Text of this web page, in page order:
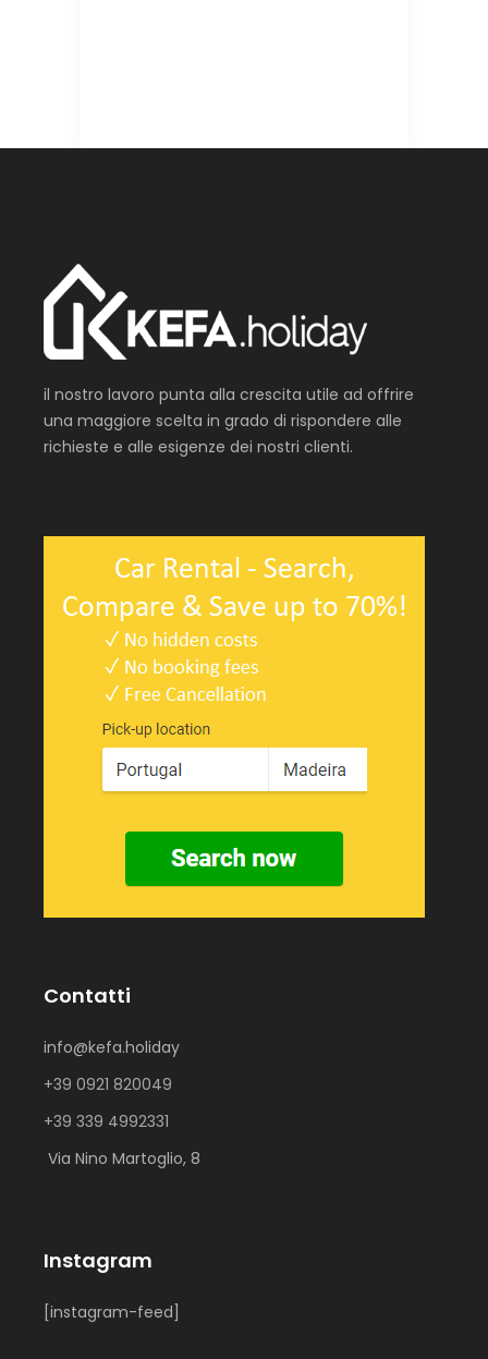
il nostro lavoro punta alla crescita utile ad offrire
una maggiore scelta in grado di rispondere alle
richieste e alle esigenze dei nostri clienti.
Contatti
info@kefa.holiday
+39 0921 820049
+39 339 4992331
Via Nino Martoglio, 8
Instagram
[instagram-feed]